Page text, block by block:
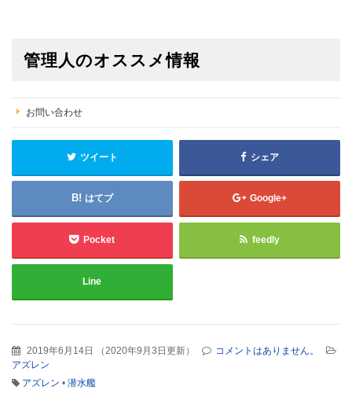
管理人のオススメ情報
お問い合わせ
ツイート シェア
はてブ Google+
Pocket feedly
Line
2019年6月14日 （2020年9月3日更新）
コメントはありません。
アズレン
アズレン • 潜水艦